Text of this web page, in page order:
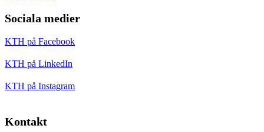
Sociala medier
KTH på Facebook
KTH på LinkedIn
KTH på Instagram
Kontakt